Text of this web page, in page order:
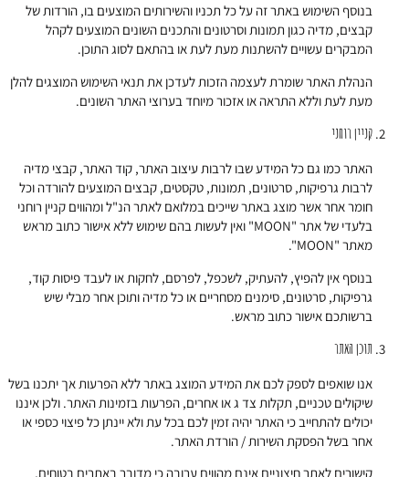
בנוסף השימוש באתר זה על כל תכניו והשירותים המוצעים בו, הורדות של
קבצים, מדיה כגון תמונות וסרטונים והתכנים השונים המוצעים לקהל
המבקרים עשויים להשתנות מעת לעת או בהתאם לסוג התוכן.
הנהלת האתר שומרת לעצמה הזכות לעדכן את תנאי השימוש המוצגים להלן
מעת לעת וללא התראה או אזכור מיוחד בערוצי האתר השונים.
קניין רוחני
האתר כמו גם כל המידע שבו לרבות עיצוב האתר, קוד האתר, קבצי מדיה
לרבות גרפיקות, סרטונים, תמונות, טקסטים, קבצים המוצעים להורדה וכל
חומר אחר אשר מוצג באתר שייכים במלואם לאתר הנ"ל ומהווים קניין רוחני
בלעדי של אתר "MOON" ואין לעשות בהם שימוש ללא אישור כתוב מראש
מאתר "MOON".
בנוסף אין להפיץ, להעתיק, לשכפל, לפרסם, לחקות או לעבד פיסות קוד,
גרפיקות, סרטונים, סימנים מסחריים או כל מדיה ותוכן אחר מבלי שיש
ברשותכם אישור כתוב מראש.
תוכן האתר
אנו שואפים לספק לכם את המידע המוצג באתר ללא הפרעות אך יתכנו בשל
שיקולים טכניים, תקלות צד ג או אחרים, הפרעות בזמינות האתר. ולכן איננו
יכולים להתחייב כי האתר יהיה זמין לכם בכל עת ולא יינתן כל פיצוי כספי או
אחר בשל הפסקת השירות / הורדת האתר.
קישורים לאתר חיצוניים אינם מהווים ערובה כי מדובר באתרים בטוחים,